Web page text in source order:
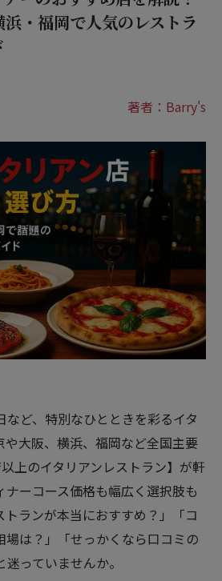
・福岡で人気のレストラ
著者：Barry's
ど、特別なひとときを彩るイタ
や大阪、横浜、福岡など全国主要
上のイタリアンレストラン】が軒
ナーコース価格も幅広く選択肢も
トランが本当におすすめ？」「コ
場は？」「せっかくなら口コミの
っていませんか。